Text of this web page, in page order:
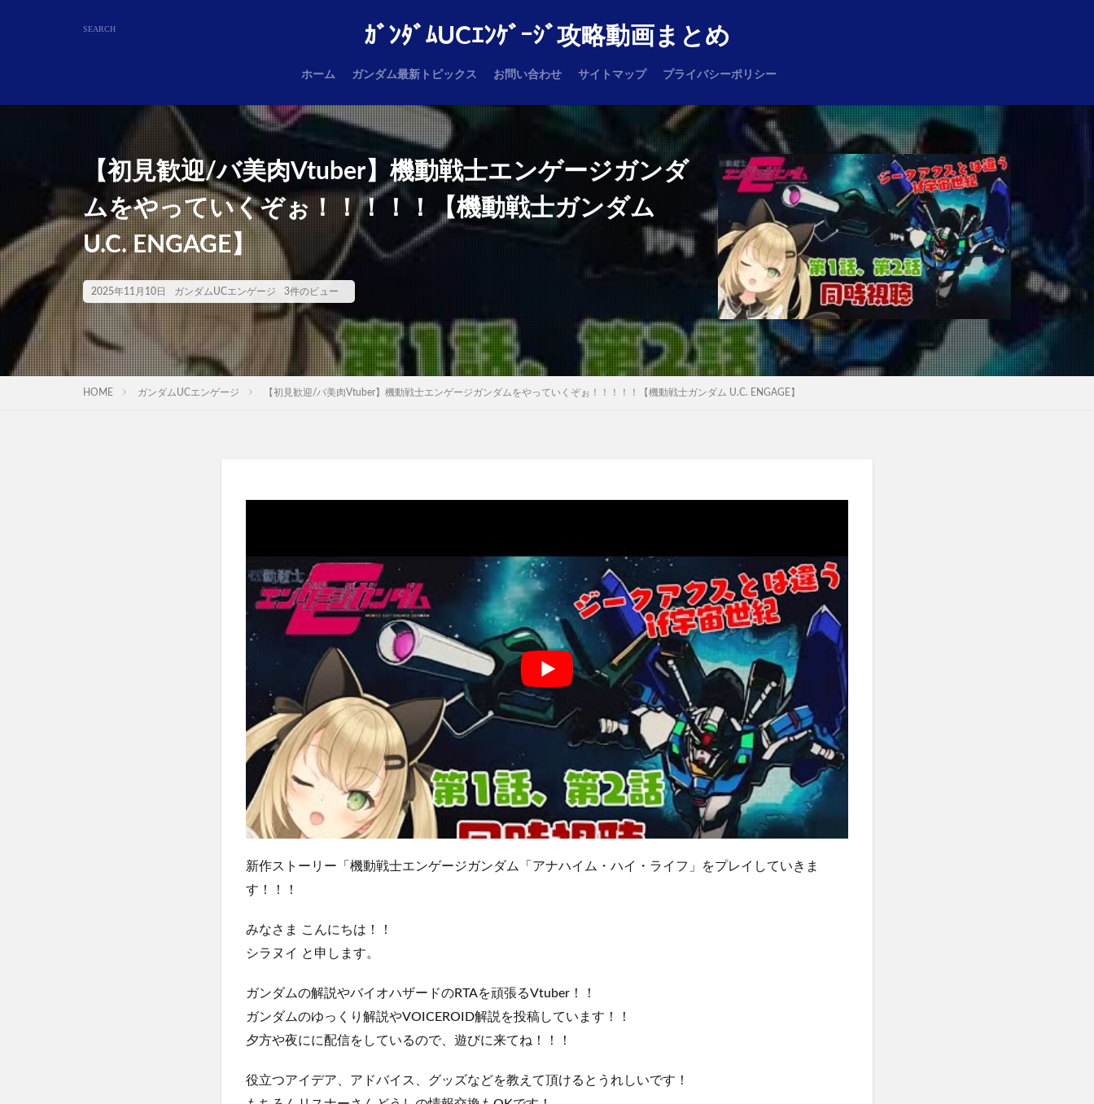
ｶﾞﾝﾀﾞﾑUCｴﾝｹﾞｰｼﾞ攻略動画まとめ
ホーム ガンダム最新トピックス お問い合わせ サイトマップ プライバシーポリシー
【初見歓迎/バ美肉Vtuber】機動戦士エンゲージガンダ
ムをやっていくぞぉ！！！！！【機動戦士ガンダム
U.C. ENGAGE】
2025年11月10日 ガンダムUCエンゲージ 3件のビュー
HOME ガンダムUCエンゲージ 【初見歓迎/バ美肉Vtuber】機動戦士エンゲージガンダムをやっていくぞぉ！！！！！【機動戦士ガンダム U.C. ENGAGE】
新作ストーリー「機動戦士エンゲージガンダム「アナハイム・ハイ・ライフ」をプレイしていきま
す！！！
みなさま こんにちは！！
シラヌイ と申します。
ガンダムの解説やバイオハザードのRTAを頑張るVtuber！！
ガンダムのゆっくり解説やVOICEROID解説を投稿しています！！
夕方や夜にに配信をしているので、遊びに来てね！！！
役立つアイデア、アドバイス、グッズなどを教えて頂けるとうれしいです！